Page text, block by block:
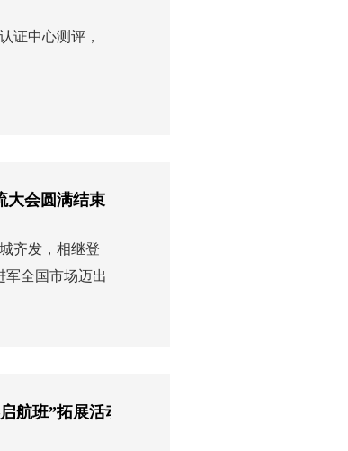
证中心测评，
会圆满结束！
齐发，相继登
军全国市场迈出
班”拓展活动圆满结束